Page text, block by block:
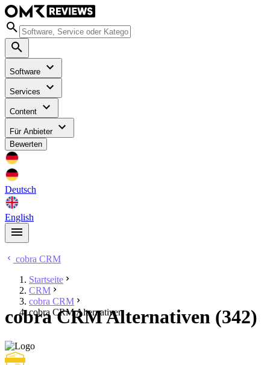
Software
Services
Content
Für Anbieter
Bewerten
Deutsch
English
cobra CRM
Startseite
CRM
cobra CRM
cobra CRM Alternativen
cobra CRM Alternativen (342)